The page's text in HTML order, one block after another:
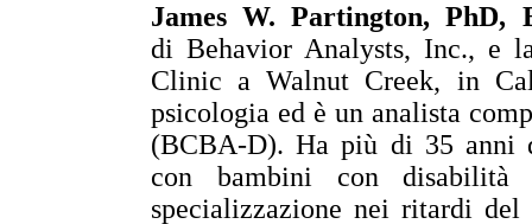
James W. Partington, PhD,
di Behavior Analysts, Inc., e
Clinic a Walnut Creek, in
psicologia ed è un analista
(BCBA-D). Ha più di 35 anni
con bambini con disabilità
specializzazione nei ritardi del